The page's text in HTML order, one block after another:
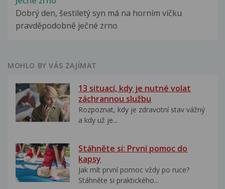
Dobrý den, šestiletý syn má na horním víčku
pravděpodobně ječné zrno
MOHLO BY VÁS ZAJÍMAT
13 situací, kdy je nutné volat
záchrannou službu
Rozpoznat, kdy je zdravotní stav vážný
a kdy už je...
Stáhněte si: První pomoc do
kapsy
Jak mít první pomoc vždy po ruce?
Stáhněte si praktického...